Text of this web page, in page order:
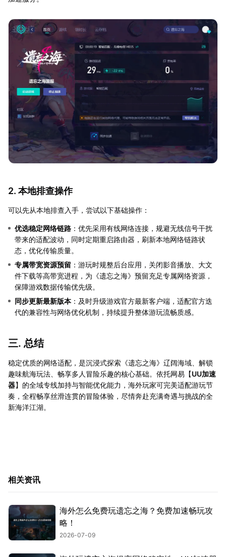
2. 本地排查操作
可以先从本地排查入手，尝试以下基础操作：
优选稳定网络链路 ：优先采用有线网络连接，规避无线信号干扰
带来的适配波动，同时定期重启路由器，刷新本地网络链路状
态，优化传输质量。
专属带宽资源预留 ：游玩时规整后台应用，关闭影音播放、大文
件下载等高带宽进程，为《遗忘之海》预留充足专属网络资源，
保障游戏数据传输优先级。
同步更新最新版本：及时升级游戏官方最新客户端，适配官方迭
代的兼容性与网络优化机制，持续提升整体游玩流畅质感。
三. 总结
稳定优质的网络适配，是沉浸式探索《遗忘之海》辽阔海域、解锁
趣味航海玩法、畅享多人冒险乐趣的核心基础。依托网易【UU加速
器】的全域专线加持与智能优化能力，海外玩家可完美适配游玩节
奏，全程畅享丝滑连贯的冒险体验，尽情奔赴充满奇遇与挑战的全
新海洋江湖。
相关资讯
海外怎么免费玩遗忘之海？免费加速畅玩攻
略！
2026-07-09